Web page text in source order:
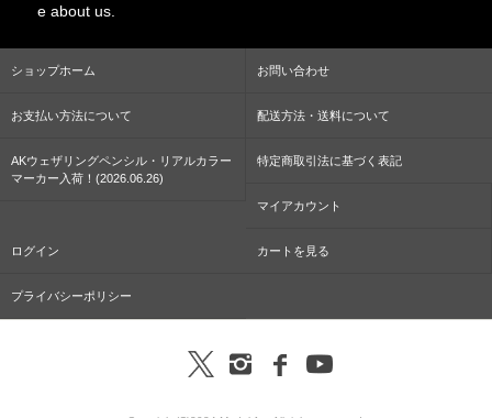
e about us.
ショップホーム お問い合わせ
お支払い方法について 配送方法・送料について
AKウェザリングペンシル・リアルカラー
マーカー入荷！(2026.06.26)
特定商取引法に基づく表記
マイアカウント
ログイン カートを見る
プライバシーポリシー